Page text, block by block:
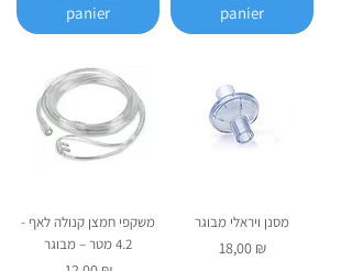
panier
panier
משקפי חמצן קנולה לאף -
4.2 מטר – מבוגר
מסנן ויראלי מבוגר
Prix
18,00 ₪